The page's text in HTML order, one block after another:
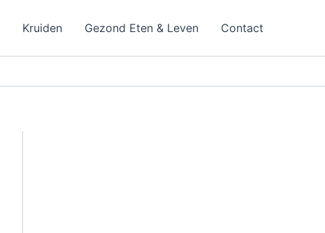
Kruiden Gezond Eten & Leven Contact